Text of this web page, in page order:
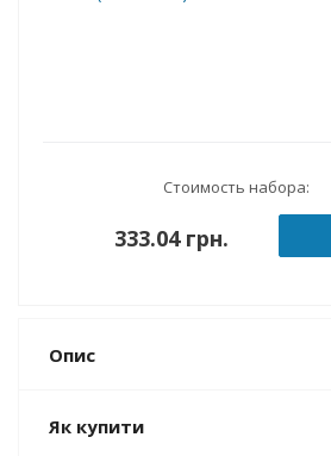
Стоимость набора:
333.04 грн.
Опис
Як купити